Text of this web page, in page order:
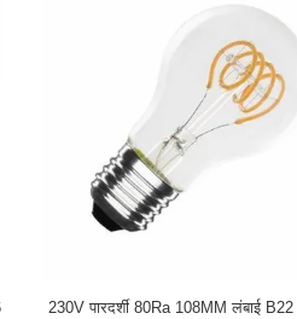
ईएमसी 80CRI AC120V 120lm / W